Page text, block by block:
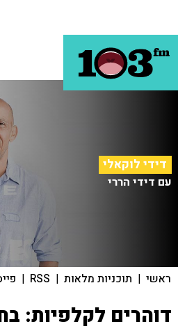
דידי לוקאלי
עם דידי הררי
ראשי | תוכניות מלאות |
RSS
|
דוהרים לקלפיות: